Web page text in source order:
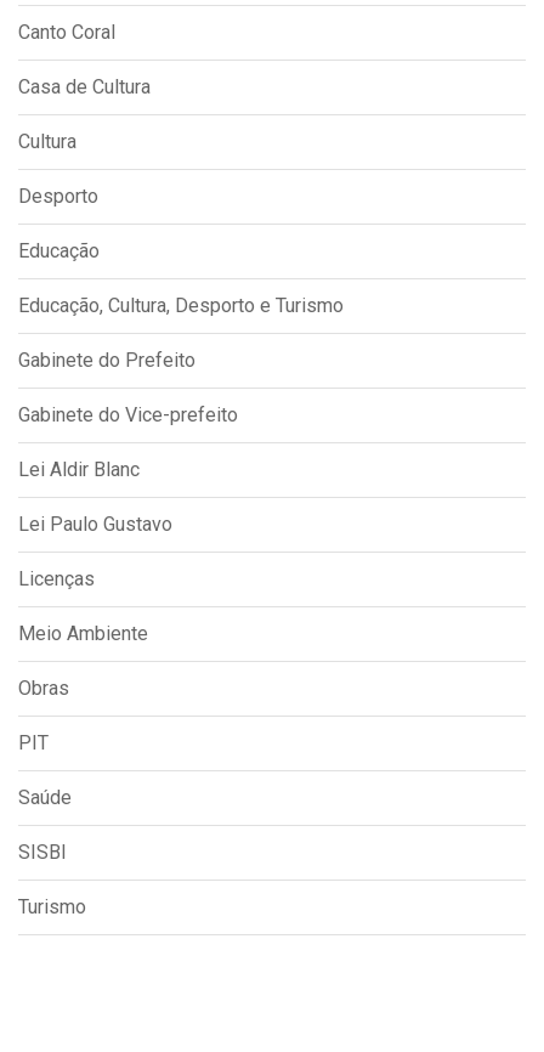
Canto Coral
Casa de Cultura
Cultura
Desporto
Educação
Educação, Cultura, Desporto e Turismo
Gabinete do Prefeito
Gabinete do Vice-prefeito
Lei Aldir Blanc
Lei Paulo Gustavo
Licenças
Meio Ambiente
Obras
PIT
Saúde
SISBI
Turismo